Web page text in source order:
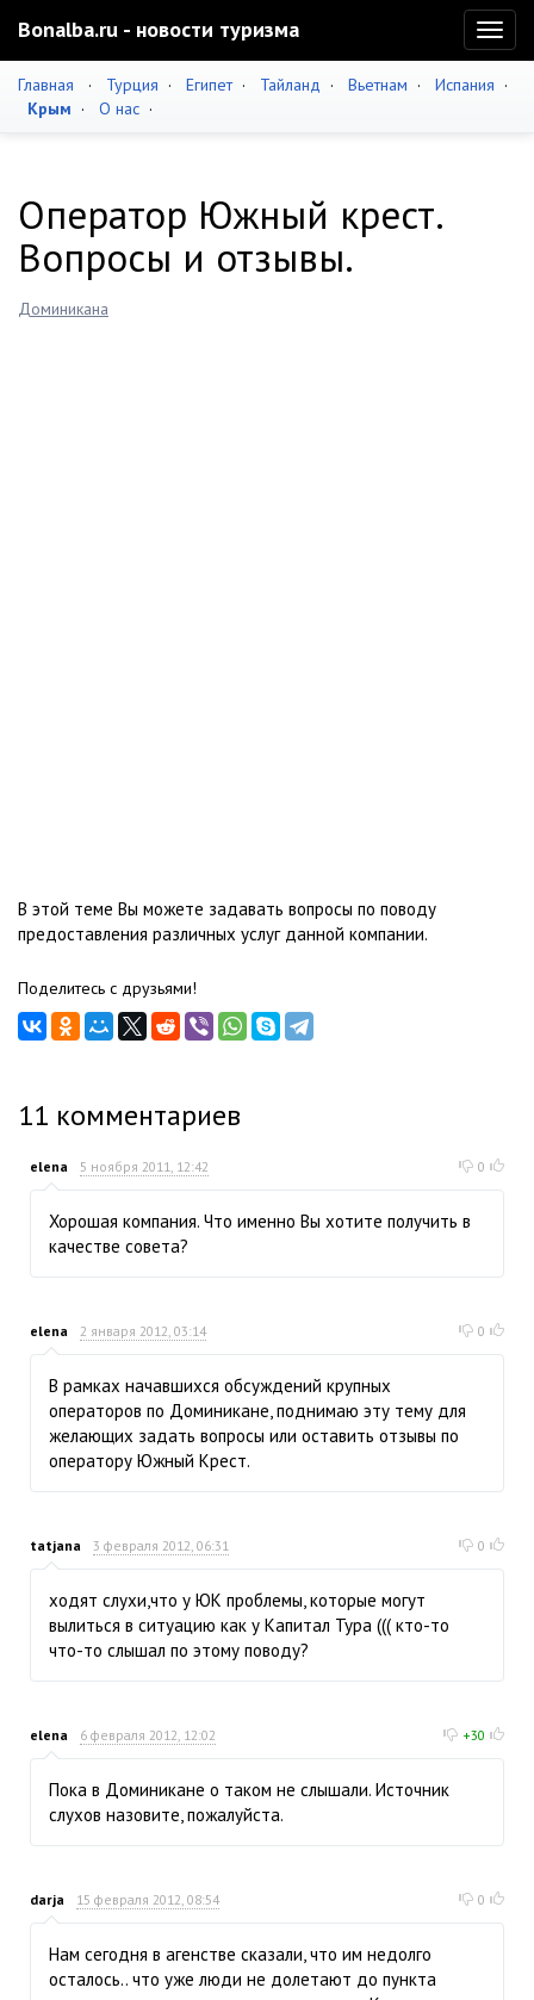
Bonalba.ru - новости туризма
Главная · Турция · Египет· Тайланд · Вьетнам · Испания ·
Крым · О нас ·
Оператор Южный крест.
Вопросы и отзывы.
Доминикана
В этой теме Вы можете задавать вопросы по поводу
предоставления различных услуг данной компании.
Поделитесь с друзьями!
11 комментариев
elena 5 ноября 2011, 12:42 0
Хорошая компания. Что именно Вы хотите получить в
качестве совета?
elena 2 января 2012, 03:14 0
В рамках начавшихся обсуждений крупных
операторов по Доминикане, поднимаю эту тему для
желающих задать вопросы или оставить отзывы по
оператору Южный Крест.
tatjana 3 февраля 2012, 06:31 0
ходят слухи,что у ЮК проблемы, которые могут
вылиться в ситуацию как у Капитал Тура ((( кто-то
что-то слышал по этому поводу?
elena 6 февраля 2012, 12:02 +30
Пока в Доминикане о таком не слышали. Источник
слухов назовите, пожалуйста.
darja 15 февраля 2012, 08:54 0
Нам сегодня в агенстве сказали, что им недолго
осталось.. что уже люди не долетают до пункта